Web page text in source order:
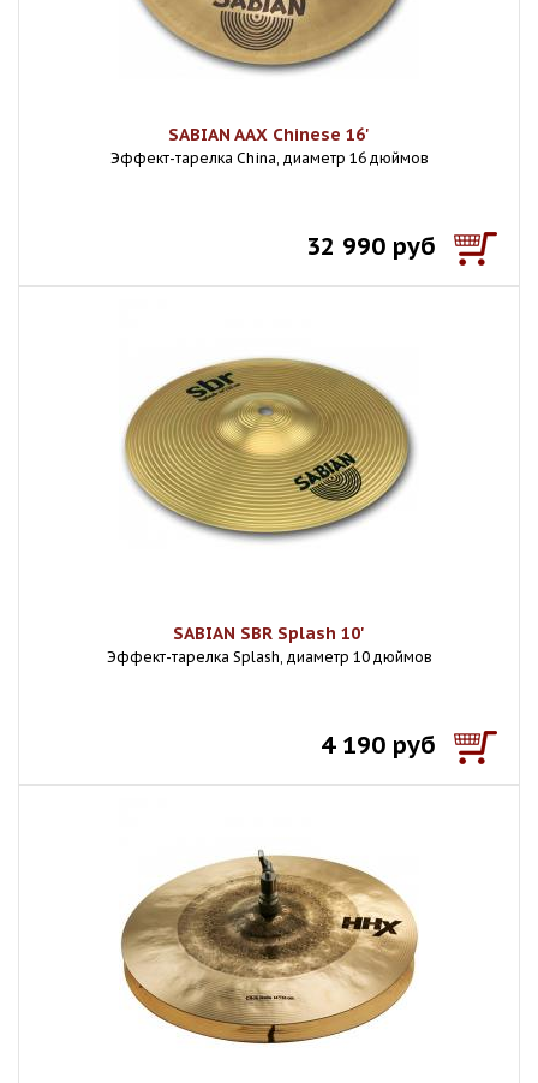
SABIAN AAX Chinese 16'
Эффект-тарелка China, диаметр 16 дюймов
32 990 руб
SABIAN SBR Splash 10'
Эффект-тарелка Splash, диаметр 10 дюймов
4 190 руб